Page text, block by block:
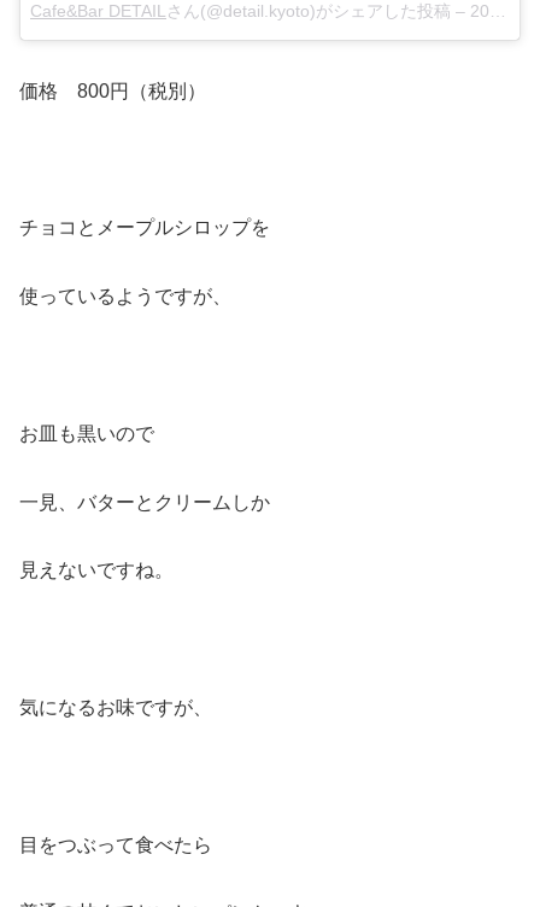
Cafe&Bar DETAIL さん(@detail.kyoto)がシェアした投稿 – 2018年 2月月17日午前1時21分PST
価格 800円（税別）
チョコとメープルシロップを
使っているようですが、
お皿も黒いので
一見、バターとクリームしか
見えないですね。
気になるお味ですが、
目をつぶって食べたら